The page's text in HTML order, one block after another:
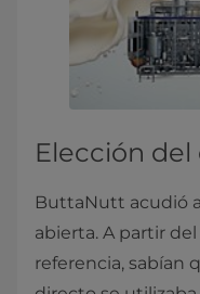
Elección
ButtaNutt acudió
abierta. A partir
referencia, sabían